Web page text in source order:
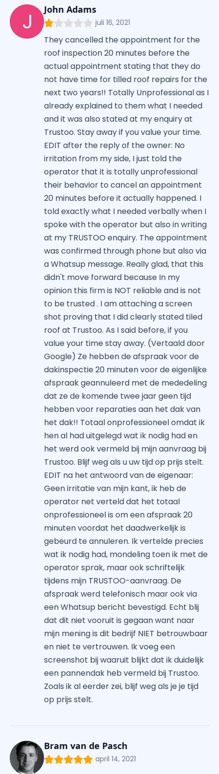
John Adams
juli 16, 2021
They cancelled the appointment for the
roof inspection 20 minutes before the
actual appointment stating that they do
not have time for tilled roof repairs for the
next two years!! Totally Unprofessional as I
already explained to them what I needed
and it was also stated at my enquiry at
Trustoo. Stay away if you value your time.
EDIT after the reply of the owner: No
irritation from my side, I just told the
operator that it is totally unprofessional
their behavior to cancel an appointment
20 minutes before it actually happened. I
told exactly what I needed verbally when I
spoke with the operator but also in writing
at my TRUSTOO enquiry. The appointment
was confirmed through phone but also via
a Whatsup message. Really glad, that this
didn't move forward because In my
opinion this firm is NOT reliable and is not
to be trusted . I am attaching a screen
shot proving that I did clearly stated tiled
roof at Trustoo. As I said before, if you
value your time stay away. (Vertaald door
Google) Ze hebben de afspraak voor de
dakinspectie 20 minuten voor de eigenlijke
afspraak geannuleerd met de mededeling
dat ze de komende twee jaar geen tijd
hebben voor reparaties aan het dak van
het dak!! Totaal onprofessioneel omdat ik
hen al had uitgelegd wat ik nodig had en
het werd ook vermeld bij mijn aanvraag bij
Trustoo. Blijf weg als u uw tijd op prijs stelt.
EDIT na het antwoord van de eigenaar:
Geen irritatie van mijn kant, ik heb de
operator net verteld dat het totaal
onprofessioneel is om een ​​afspraak 20
minuten voordat het daadwerkelijk is
gebeurd te annuleren. Ik vertelde precies
wat ik nodig had, mondeling toen ik met de
operator sprak, maar ook schriftelijk
tijdens mijn TRUSTOO-aanvraag. De
afspraak werd telefonisch maar ook via
een Whatsup bericht bevestigd. Echt blij
dat dit niet vooruit is gegaan want naar
mijn mening is dit bedrijf NIET betrouwbaar
en niet te vertrouwen. Ik voeg een
screenshot bij waaruit blijkt dat ik duidelijk
een pannendak heb vermeld bij Trustoo.
Zoals ik al eerder zei, blijf weg als je je tijd
op prijs stelt.
Bram van de Pasch
april 14, 2021